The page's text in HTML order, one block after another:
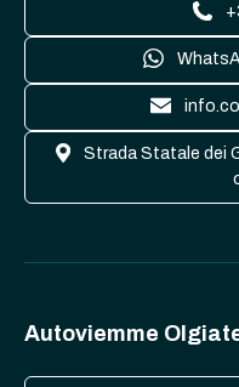
Strada Statale dei
Autoviemme